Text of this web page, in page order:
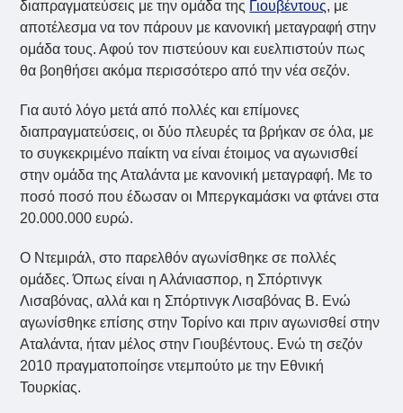
διαπραγματεύσεις με την ομάδα της Γιουβέντους, με
αποτέλεσμα να τον πάρουν με κανονική μεταγραφή στην
ομάδα τους. Αφού τον πιστεύουν και ευελπιστούν πως
θα βοηθήσει ακόμα περισσότερο από την νέα σεζόν.
Για αυτό λόγο μετά από πολλές και επίμονες
διαπραγματεύσεις, οι δύο πλευρές τα βρήκαν σε όλα, με
το συγκεκριμένο παίκτη να είναι έτοιμος να αγωνισθεί
στην ομάδα της Αταλάντα με κανονική μεταγραφή. Με το
ποσό ποσό που έδωσαν οι Μπεργκαμάσκι να φτάνει στα
20.000.000 ευρώ.
Ο Ντεμιράλ, στο παρελθόν αγωνίσθηκε σε πολλές
ομάδες. Όπως είναι η Αλάνιασπορ, η Σπόρτινγκ
Λισαβόνας, αλλά και η Σπόρτινγκ Λισαβόνας Β. Ενώ
αγωνίσθηκε επίσης στην Τορίνο και πριν αγωνισθεί στην
Αταλάντα, ήταν μέλος στην Γιουβέντους. Ενώ τη σεζόν
2010 πραγματοποίησε ντεμπούτο με την Εθνική
Τουρκίας.